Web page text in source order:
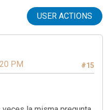
USER ACTIONS
#15
PM